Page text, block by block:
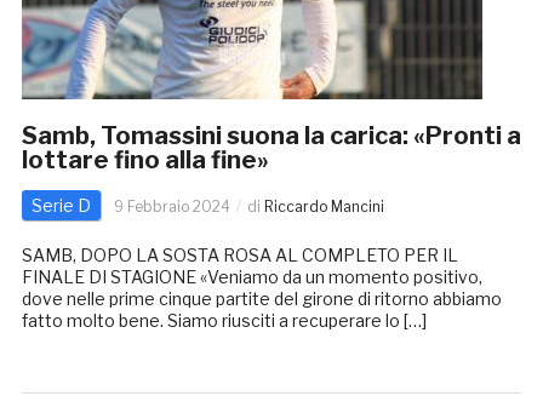
Samb, Tomassini suona la carica: «Pronti a
lottare fino alla fine»
Serie D 9 Febbraio 2024 di Riccardo Mancini
SAMB, DOPO LA SOSTA ROSA AL COMPLETO PER IL
FINALE DI STAGIONE «Veniamo da un momento positivo,
dove nelle prime cinque partite del girone di ritorno abbiamo
fatto molto bene. Siamo riusciti a recuperare lo […]